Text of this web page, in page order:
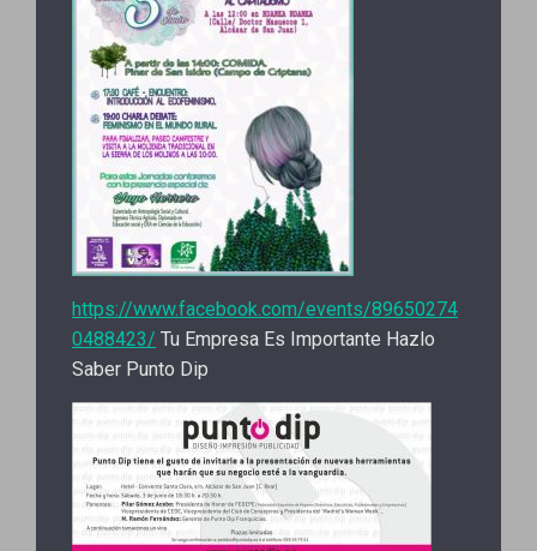
https://www.facebook.com/events/89650274
0488423/ Tu Empresa Es Importante Hazlo
Saber Punto Dip